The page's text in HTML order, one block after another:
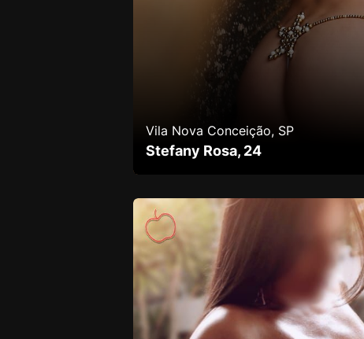
Vila Nova Conceição, SP
Stefany Rosa, 24